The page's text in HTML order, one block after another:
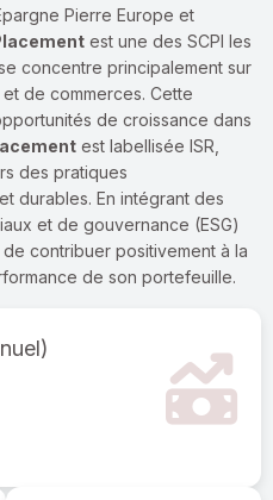
Pierre Europe et
est une des SCPI les
concentre principalement sur
et de commerces. Cette
de croissance dans
est labellisée ISR,
des pratiques
durables. En intégrant des
et de gouvernance (ESG)
contribuer positivement à la
de son portefeuille.